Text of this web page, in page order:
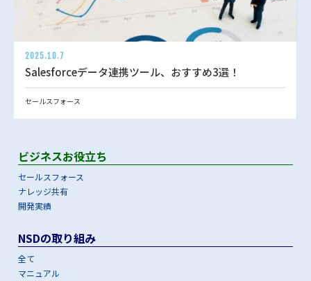
2025.10.7
Salesforceデータ連携ツール、おすすめ3選！
セールスフォース
ビジネスお役立ち
セールスフォース
ナレッジ共有
開発実績
NSDの取り組み
全て
マニュアル